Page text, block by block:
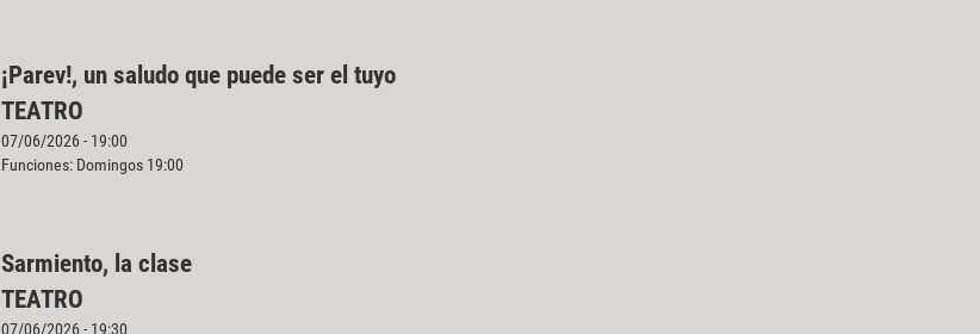
¡Parev!, un saludo que puede ser el tuyo
TEATRO
07/06/2026 - 19:00
Funciones: Domingos 19:00
Sarmiento, la clase
TEATRO
07/06/2026 - 19:30